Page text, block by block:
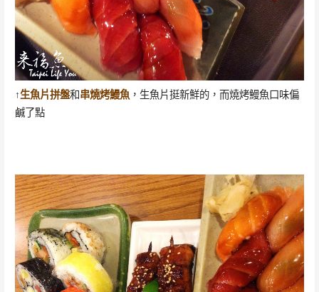
↑生魚片拼盤和串燒烤鰻魚，生魚片挺新鮮的，而燒烤鰻魚口味偏
鹹了點